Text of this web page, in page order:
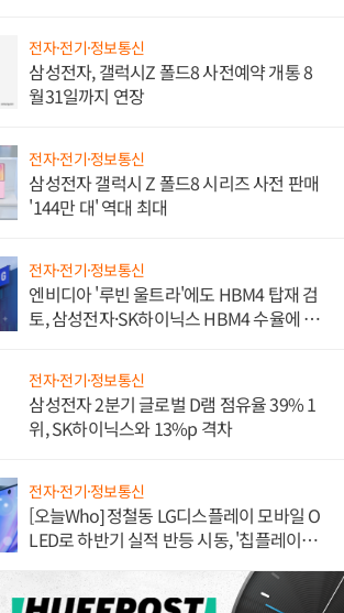
전자·전기·정보통신
삼성전자, 갤럭시Z 폴드8 사전예약 개통 8
월31일까지 연장
전자·전기·정보통신
삼성전자 갤럭시 Z 폴드8 시리즈 사전 판매
'144만 대' 역대 최대
전자·전기·정보통신
엔비디아 '루빈 울트라'에도 HBM4 탑재 검
토, 삼성전자·SK하이닉스 HBM4 수율에 주
전자·전기·정보통신
삼성전자 2분기 글로벌 D램 점유율 39% 1
위, SK하이닉스와 13%p 격차
전자·전기·정보통신
[오늘Who] 정철동 LG디스플레이 모바일 O
LED로 하반기 실적 반등 시동, '칩플레이